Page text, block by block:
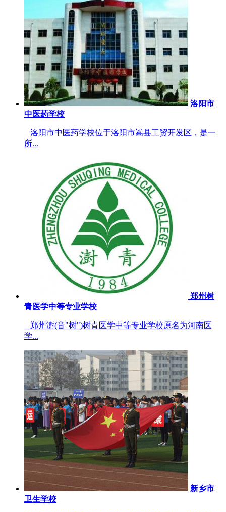
洛阳市
中医药学校
洛阳市中医药学校位于洛阳市嵩县工贸开发区，是一
所...
郑州树
青医学中等专业学校
郑州澍(音"树")树青医学中等专业学校原名为河南医
学...
新乡市
卫生学校